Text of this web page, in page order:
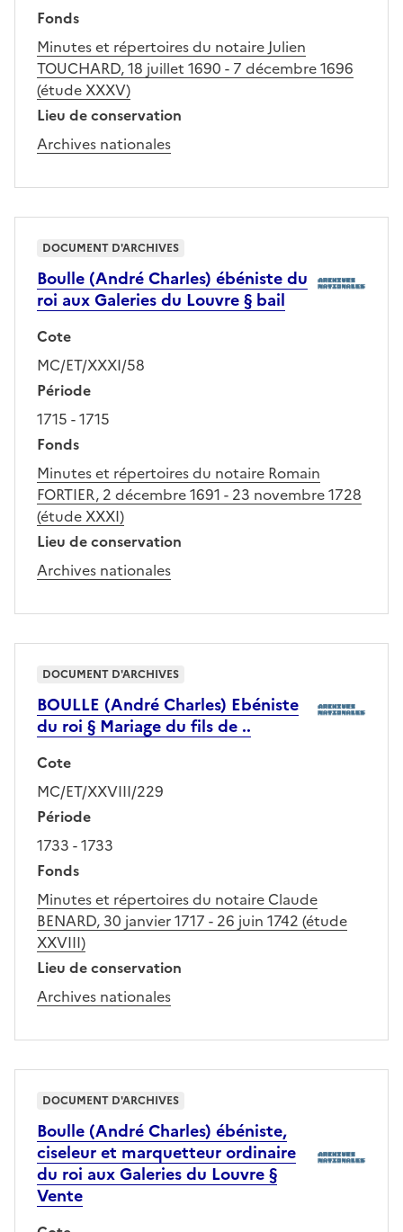
Fonds
Minutes et répertoires du notaire Julien
TOUCHARD, 18 juillet 1690 - 7 décembre 1696
(étude XXXV)
Lieu de conservation
Archives nationales
Boulle (André Charles) ébéniste du
roi aux Galeries du Louvre § bail
Cote
MC/ET/XXXI/58
Période
1715 - 1715
Fonds
Minutes et répertoires du notaire Romain
FORTIER, 2 décembre 1691 - 23 novembre 1728
(étude XXXI)
Lieu de conservation
Archives nationales
DOCUMENT D'ARCHIVES
BOULLE (André Charles) Ebéniste
du roi § Mariage du fils de ..
Cote
MC/ET/XXVIII/229
Période
1733 - 1733
Fonds
Minutes et répertoires du notaire Claude
BENARD, 30 janvier 1717 - 26 juin 1742 (étude
XXVIII)
Lieu de conservation
Archives nationales
DOCUMENT D'ARCHIVES
Boulle (André Charles) ébéniste,
ciseleur et marquetteur ordinaire
du roi aux Galeries du Louvre §
Vente
DOCUMENT D'ARCHIVES